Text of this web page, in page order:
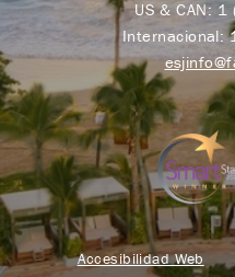
US & CAN: 1
Internacional:
Accesibilidad Web